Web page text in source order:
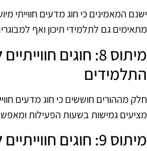
ישנם המאמינים כי חוג מדעים חווייתי
מתאימים גם לתלמידי תיכון ואף
מיתוס 8: חוגים
התלמידים
חלק מההורים חוששים כי חוג מדעים
מציעים גמישות בשעות הפעילות
מיתוס 9: חוגים חווייתיים לא מכינים לתחרויות מדעיות